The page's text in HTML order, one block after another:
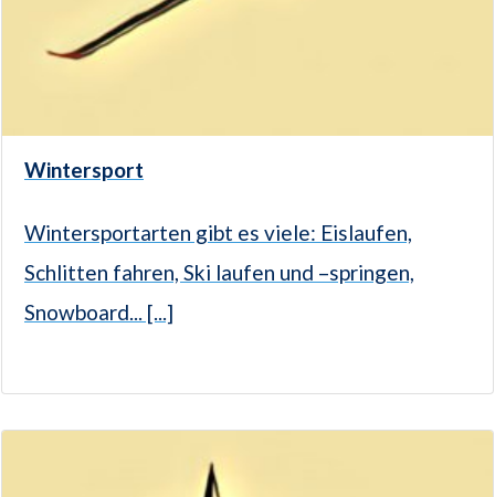
Wintersport
Wintersportarten gibt es viele: Eislaufen,
Schlitten fahren, Ski laufen und –springen,
Snowboard... [...]